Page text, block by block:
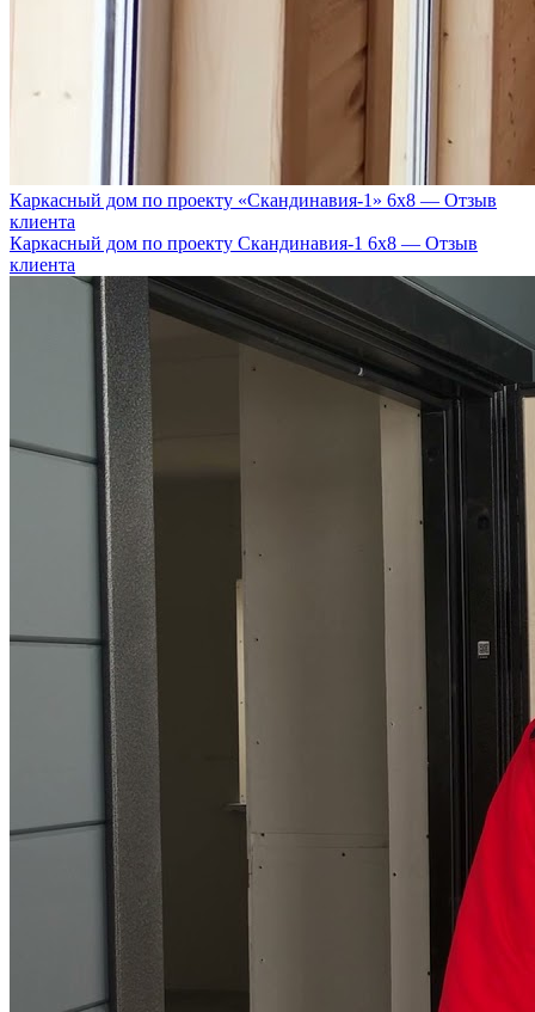
Каркасный дом по проекту «Скандинавия-1» 6х8 — Отзыв
клиента
Каркасный дом по проекту Скандинавия-1 6х8 — Отзыв
клиента